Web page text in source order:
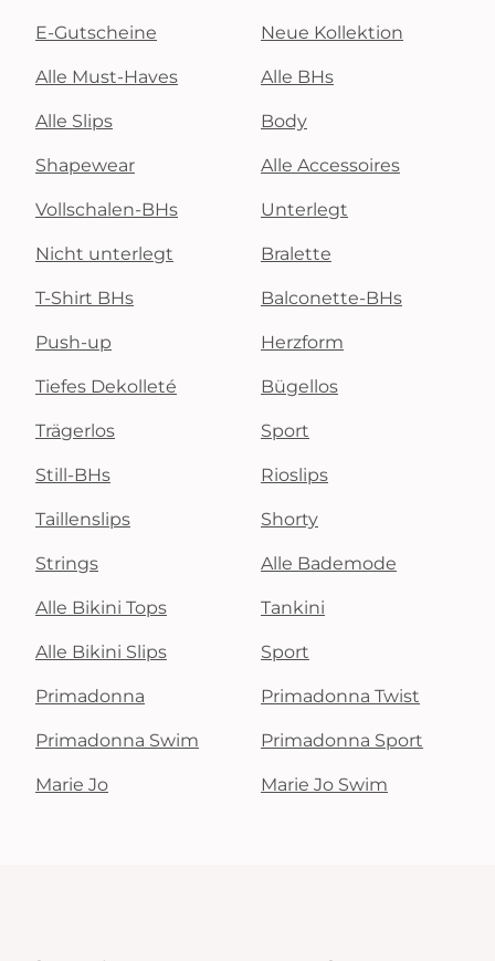
E-Gutscheine Neue Kollektion
Alle Must-Haves Alle BHs
Alle Slips Body
Shapewear Alle Accessoires
Vollschalen-BHs Unterlegt
Nicht unterlegt Bralette
T-Shirt BHs Balconette-BHs
Push-up Herzform
Tiefes Dekolleté Bügellos
Trägerlos Sport
Still-BHs Rioslips
Taillenslips Shorty
Strings Alle Bademode
Alle Bikini Tops Tankini
Alle Bikini Slips Sport
Primadonna Primadonna Twist
Primadonna Swim Primadonna Sport
Marie Jo Marie Jo Swim